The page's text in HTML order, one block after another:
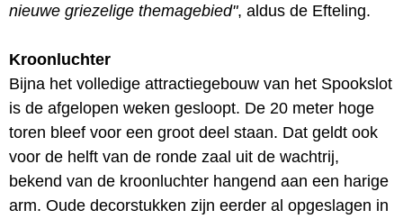
nieuwe griezelige themagebied", aldus de Efteling.
Kroonluchter
Bijna het volledige attractiegebouw van het Spookslot
is de afgelopen weken gesloopt. De 20 meter hoge
toren bleef voor een groot deel staan. Dat geldt ook
voor de helft van de ronde zaal uit de wachtrij,
bekend van de kroonluchter hangend aan een harige
arm. Oude decorstukken zijn eerder al opgeslagen in